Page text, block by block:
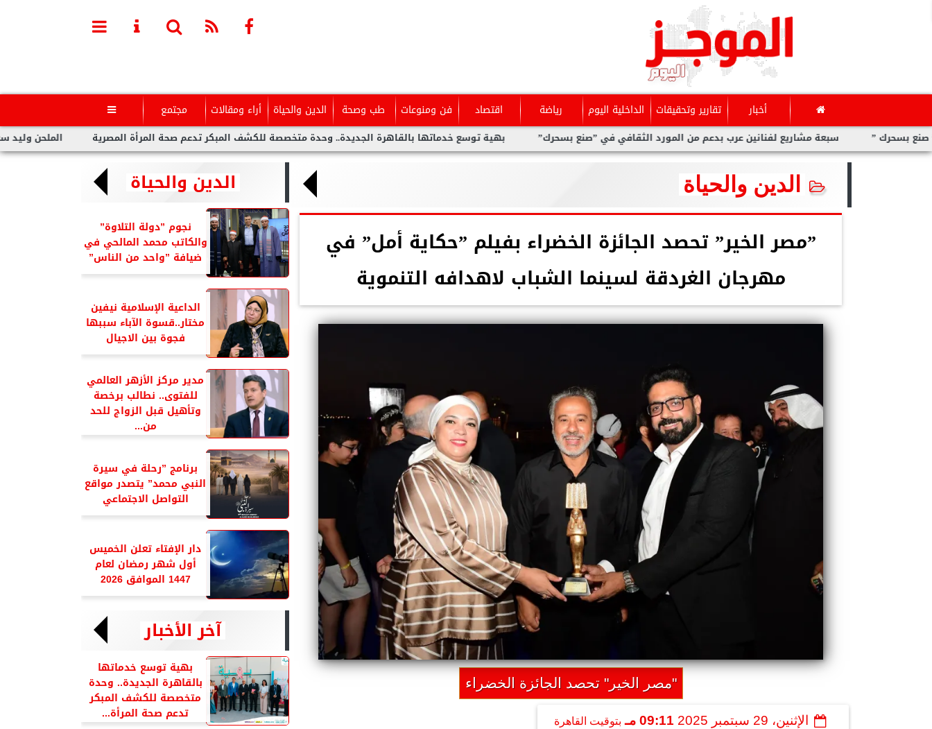
أخبار تقارير وتحقيقات الداخلية اليوم رياضة اقتصاد فن ومنوعات طب وصحة الدين والحياة أراء ومقالات مجتمع 
الملحن وليد سعد : أزمة بهية توسع خدماتها بالقاهرة الجديدة.. وحدة متخصصة للكشف المبكر تدعم صحة المرأة المصرية سبعة مشاريع لفنانين عرب بدعم من المورد الثقافي في ”صنع بسحرك” ”
الدين والحياة
”مصر الخير” تحصد الجائزة الخضراء بفيلم ”حكاية أمل” في
مهرجان الغردقة لسينما الشباب لاهدافه التنموية
"مصر الخير" تحصد الجائزة الخضراء
الإثنين، 29 سبتمبر 2025 09:11 مـ بتوقيت القاهرة
الدين والحياة
نجوم ”دولة التلاوة”
والكاتب محمد المالحي في
ضيافة ”واحد من الناس”
الداعية الإسلامية نيفين
مختار..قسوة الآباء سببها
فجوة بين الاجيال
مدير مركز الأزهر العالمي
للفتوى.. نطالب برخصة
وتأهيل قبل الزواج للحد
من...
برنامج ”رحلة في سيرة
النبي محمد” يتصدر مواقع
التواصل الاجتماعي
دار الإفتاء تعلن الخميس
أول شهر رمضان لعام
1447 الموافق 2026
آخر الأخبار
بهية توسع خدماتها
بالقاهرة الجديدة.. وحدة
متخصصة للكشف المبكر
تدعم صحة المرأة...